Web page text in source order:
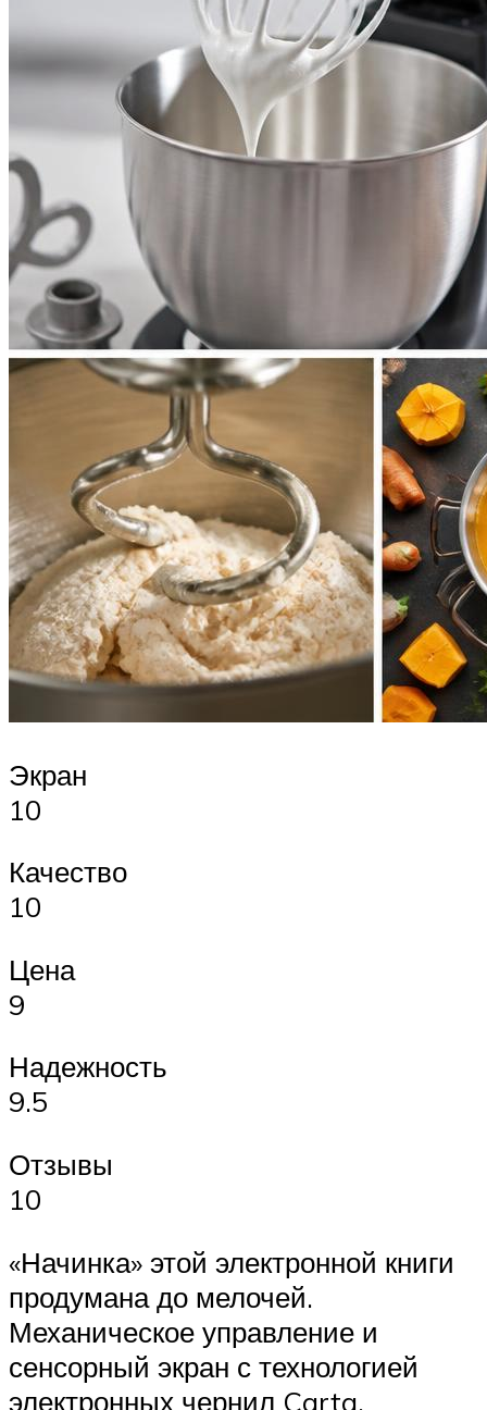
Экран
10
Качество
10
Цена
9
Надежность
9.5
Отзывы
10
«Начинка» этой электронной книги
продумана до мелочей.
Механическое управление и
сенсорный экран с технологией
электронных чернил Carta,